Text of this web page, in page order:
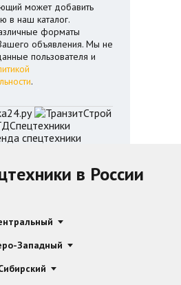
может добавить
в наш каталог.
форматы
объявления. Мы не
пользователя и
.
в России
Западный